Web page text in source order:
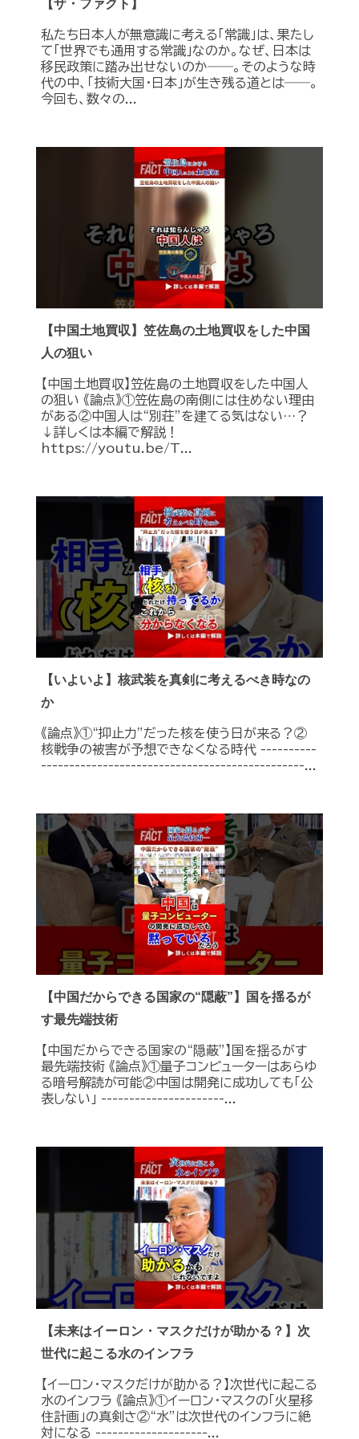
【ザ・ファクト】
私たち日本人が無意識に考える「常識」は、果たし
て「世界でも通用する常識」なのか。なぜ、日本は
移民政策に踏み出せないのか――。そのような時
代の中、「技術大国・日本」が生き残る道とは――。
今回も、数々の...
【中国土地買収】笠佐島の土地買収をした中国
人の狙い
【中国土地買収】笠佐島の土地買収をした中国人
の狙い 《論点》①笠佐島の南側には住めない理由
がある②中国人は“別荘”を建てる気はない…？
↓詳しくは本編で解説！
https://youtu.be/T...
【いよいよ】核武装を真剣に考えるべき時なの
か
《論点》①“抑止力”だった核を使う日が来る？②
核戦争の被害が予想できなくなる時代 ----------
-----------------------------------------------...
【中国だからできる国家の“隠蔽”】国を揺るが
す最先端技術
【中国だからできる国家の“隠蔽”】国を揺るがす
最先端技術 《論点》①量子コンピューターはあらゆ
る暗号解読が可能②中国は開発に成功しても「公
表しない」 ----------------------...
【未来はイーロン・マスクだけが助かる？】次
世代に起こる水のインフラ
【イーロン・マスクだけが助かる？】次世代に起こる
水のインフラ 《論点》①イーロン・マスクの「火星移
住計画」の真剣さ②“水”は次世代のインフラに絶
対になる --------------------...